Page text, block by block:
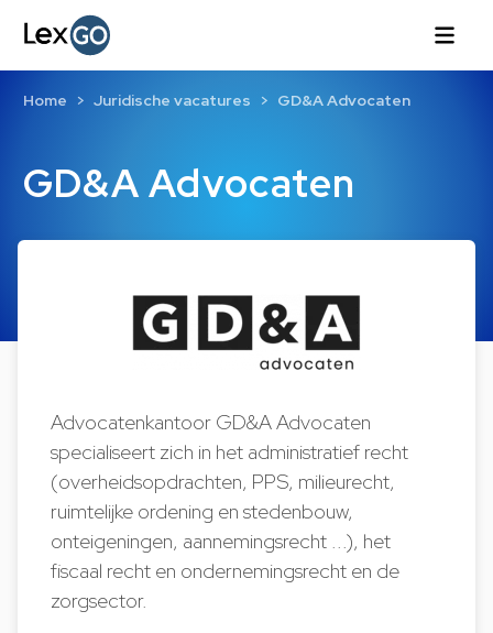
GD&A Advocaten
Home Juridische vacatures GD&A Advocaten
Advocatenkantoor GD&A Advocaten
specialiseert zich in het administratief recht
(overheidsopdrachten, PPS, milieurecht,
ruimtelijke ordening en stedenbouw,
onteigeningen, aannemingsrecht ...), het
fiscaal recht en ondernemingsrecht en de
zorgsector.